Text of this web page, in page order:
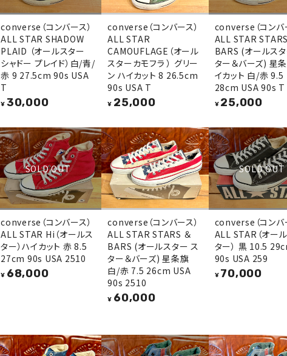
converse（コンバース）
ALL STAR SHADOW
PLAID （オールスター
シャドー プレイド）白/青/
赤 9 27.5cm 90s USA
T
¥ 30,000
converse（コンバース）
ALL STAR
CAMOUFLAGE（オール
スターカモフラ ） グリー
ン ハイカット 8 26.5cm
90s USA T
¥ 25,000
converse（コンバ
ALL STAR
BARS (オールス
ター＆バーズ) 星
イカット 白/赤 9.5
28cm USA 90s T
¥ 25,000
SOLD OUT
converse（コンバース）
ALL STAR Hi（オールス
ター）ハイカット 赤 8.5
27cm 90s USA 2510
¥ 68,000
converse（コンバース）
ALL STAR STARS ＆
BARS (オールスター ス
ター＆バーズ) 星条旗
白/赤 7.5 26cm USA
90s 2510
¥ 60,000
SOLD OUT
converse（コンバ
ALL STAR（オー
ター） 黒 10.5
90s USA 259
¥ 70,000